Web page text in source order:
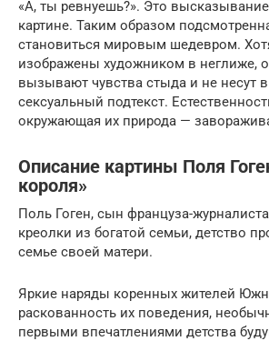
«А, ты ревнуешь?». Это
картине. Таким образом
становиться мировым шедевром.
изображены художником в неглиже,
вызывают чувства стыда и не несут
сексуальный подтекст.
окружающая их природа —
Описание картины Поля
короля»
Поль Гоген, сын француза-
креолки из богатой семьи, детство
семье своей матери.
Яркие наряды коренных жителей
раскованность их поведения,
первыми впечатлениями детства